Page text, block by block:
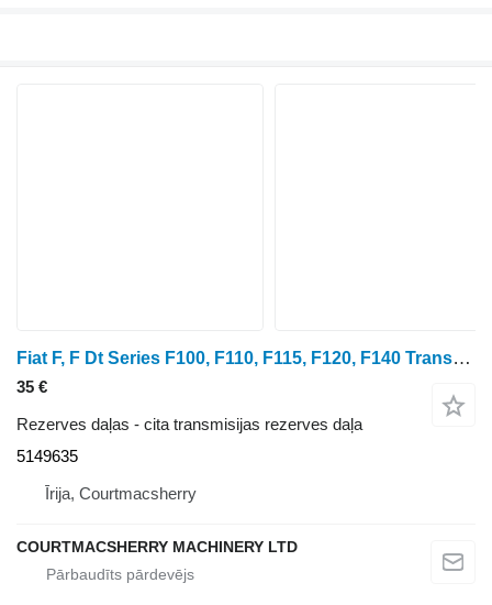
Fiat F, F Dt Series F100, F110, F115, F120, F140 Transmission Plate 5 5149635
35 €
Rezerves daļas - cita transmisijas rezerves daļa
5149635
Īrija, Courtmacsherry
COURTMACSHERRY MACHINERY LTD